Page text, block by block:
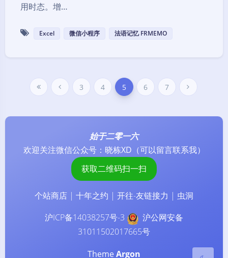
Sans Serif Serif
浅阴影
闭
度
用时态。增…
Excel 微信小程序 法语记忆 FRMEMO
3 4 5 6 7
始于二零一六
欢迎关注微信公众号： 晓栋XD （可以留言联系我）
获取二维码扫一扫
个站商店 | 十年之约 | 开往-友链接力 | 虫洞
沪ICP备14038257号-3
沪公网安备
31011502017665号
Theme Argon